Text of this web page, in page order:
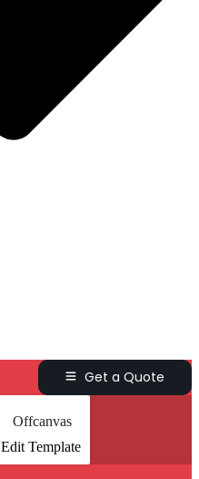
Get a Quote
Offcanvas
Edit Template